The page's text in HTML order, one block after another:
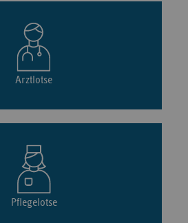
Arztlotse
Pflegelotse